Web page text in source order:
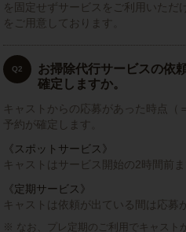
を固定せずサービスをご利用いただ
をご用意しております。
Q2
お掃除代行サービスの依
確定しますか。
キャストからの応募があった時点
予約が確定します。
《スポットサービス》
キャストはサービス開始の2時間前
《定期サービス》
キャストは依頼が出ている間は応募
なお、プレ定期のご利用でキャスト